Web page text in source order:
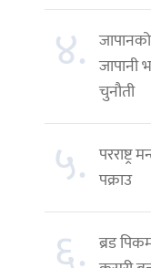
४. जापानी
चुनौती
५. पक्राउ
६. ब्रड